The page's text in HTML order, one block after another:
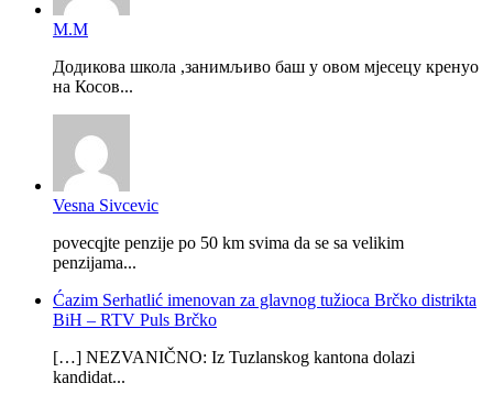
М.М
Додикова школа ,занимљиво баш у овом мјесецу кренуо
на Косов...
Vesna Sivcevic
povecqjte penzije po 50 km svima da se sa velikim
penzijama...
Ćazim Serhatlić imenovan za glavnog tužioca Brčko distrikta
BiH – RTV Puls Brčko
[…] NEZVANIČNO: Iz Tuzlanskog kantona dolazi
kandidat...